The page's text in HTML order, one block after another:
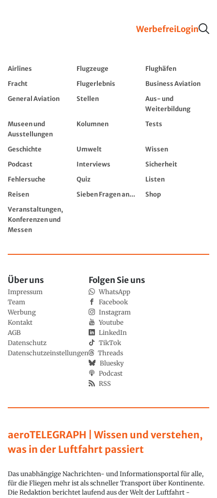
WerbefreiLogin
Airlines Flugzeuge
Flughäfen
Fracht
Flugerlebnis
Business Aviation
General Aviation
Stellen
Aus- und
Weiterbildung
Museen und
Ausstellungen
Kolumnen Tests
Geschichte Umwelt
Wissen
Podcast
Interviews
Sicherheit
Fehlersuche
Quiz
Listen
Reisen
Sieben Fragen an...
Shop
Veranstaltungen,
Konferenzen und
Messen
aeroTELEGRAPH | Wissen und verstehen,
was in der Luftfahrt passiert
Das unabhängige Nachrichten- und Informationsportal für alle,
für die Fliegen mehr ist als schneller Transport über Kontinente.
Die Redaktion berichtet laufend aus der Welt der Luftfahrt -
Über uns
Impressum
Team
Werbung
Kontakt
AGB
Datenschutz
Datenschutzeinstellungen
Folgen Sie uns
WhatsApp
Facebook
Instagram
Youtube
LinkedIn
TikTok
Threads
Bluesky
Podcast
RSS